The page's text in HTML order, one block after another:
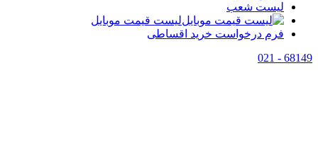
لیست شعب
لیست قیمت موبایل
فرم درخواست خرید اقساطی
68149 - 021